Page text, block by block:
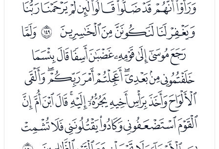
ﯩﯪﯫﯬﯭﯮﯯﯰﯱ
ﯲﯳﯴﯵﯶ ﲔﭑ
ﭒﭓﭔﭕﭖﭗﭘﭙ
ﭚﭛﭜﭝﭞﭟﭠﭡﭢ
ﭣﭤﭥﭦﭧﭨﭩﭪﭫﭬﭭ
ﭮﭯﭰﭱﭲﭳ